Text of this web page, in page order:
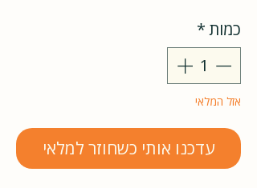
כמות*
אזל המלאי
עדכנו אותי כשחוזר למלאי